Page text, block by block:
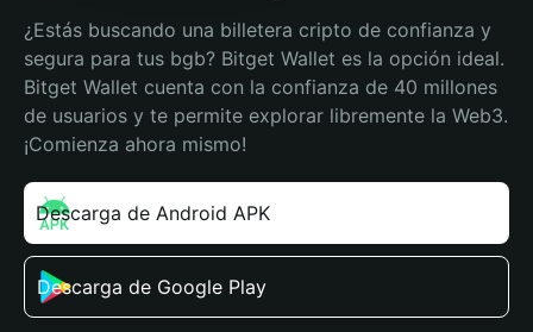
¿Estás buscando una billetera cripto de confianza y
segura para tus bgb? Bitget Wallet es la opción ideal.
Bitget Wallet cuenta con la confianza de 40 millones
de usuarios y te permite explorar libremente la Web3.
¡Comienza ahora mismo!
Descarga de Android APK
Descarga de Google Play